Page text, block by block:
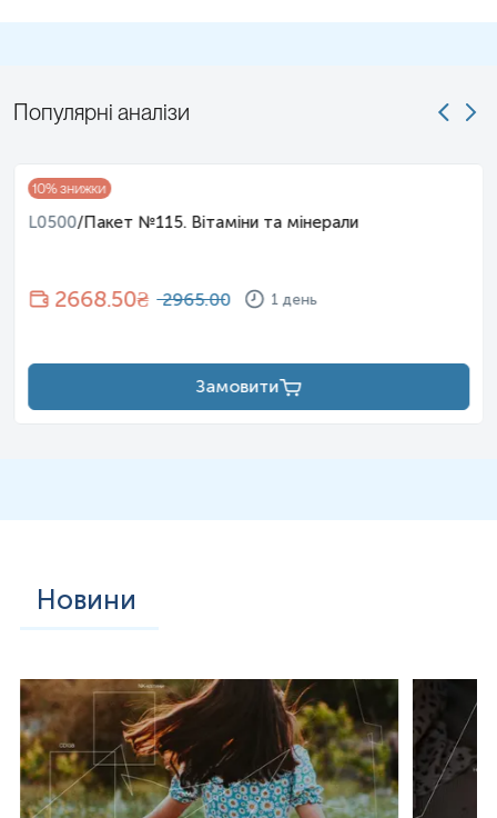
Популярні аналізи
10% знижки
L0500/Пакет №115. Вітаміни та мінерали
2668.50₴ 2965.00 1 день
Замовити
Новини